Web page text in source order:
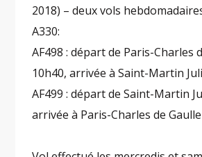
2018) – deux vols
A330:
AF498 : départ de Paris-Charles
10h40, arrivée à Saint-Martin
AF499 : départ de Saint-Martin
arrivée à Paris-Charles de